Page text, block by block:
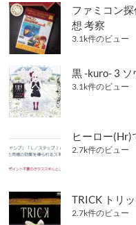
ン・
ド
イ
ル
(「シ
ャ
ー
ロ
ッ
ク・
ー
ム
ズ」
リ
ー
ズ)
ファミコン
想 考察
3.1k件のビュー
黒 -kuro- 3 ソ
3.1k件のビュー
ヒーロー(Hr)
2.7k件のビュー
TRICK トリ
2.7k件のビュー